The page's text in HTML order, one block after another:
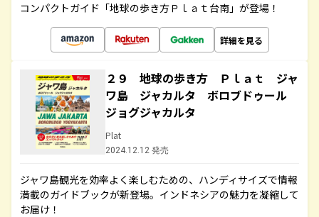
コンパクトガイド「地球の歩き方Ｐｌａｔ台南」が登場！
詳細を見る
２９ 地球の歩き方 Ｐｌａｔ ジャ
ワ島 ジャカルタ ボロブドゥール
ジョグジャカルタ
Plat
2024.12.12 発売
ジャワ島観光を効率よく楽しむための、ハンディサイズで情報
満載のガイドブックが新登場。インドネシアの魅力を凝縮して
お届け！